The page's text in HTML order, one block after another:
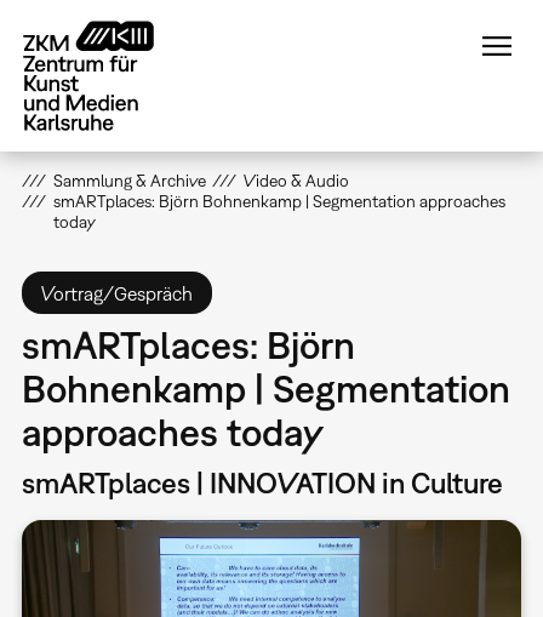
zum
Inhalt
Sammlung & Archive
Video & Audio
smARTplaces: Björn Bohnenkamp | Segmentation approaches
today
Vortrag/Gespräch
smARTplaces: Björn
Bohnenkamp | Segmentation
approaches today
smARTplaces | INNOVATION in Culture